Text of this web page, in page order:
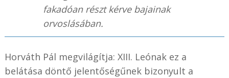
fakadóan részt kérve bajainak
orvoslásában.
Horváth Pál megvilágítja: XIII. Leónak ez a
belátása döntő jelentőségűnek bizonyult a